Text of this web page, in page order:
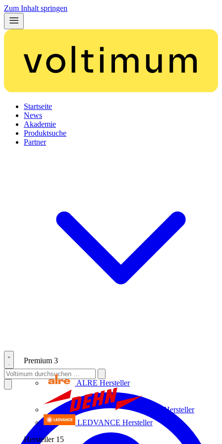
Zum Inhalt springen
Startseite
News
Akademie
Produktsuche
Partner
Premium 3
ALRE Hersteller
Hersteller
LEDVANCE Hersteller
Hersteller 15